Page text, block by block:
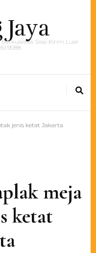
Siap Kirim Luar
jenis ketat Jakarta
meja
ketat